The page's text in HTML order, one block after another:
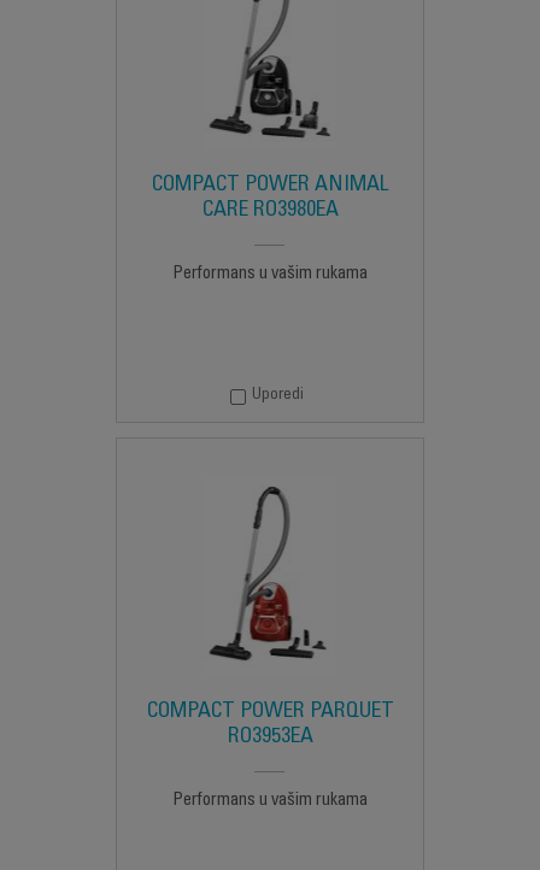
COMPACT POWER ANIMAL
CARE RO3980EA
Performans u vašim rukama
Uporedi
COMPACT POWER PARQUET
RO3953EA
Performans u vašim rukama